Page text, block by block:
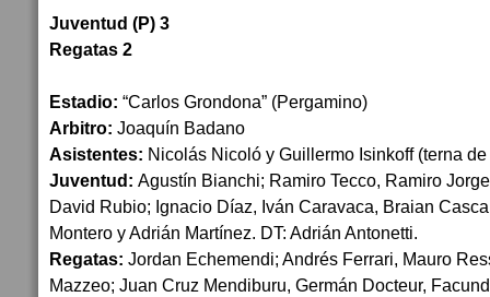
Juventud (P) 3
Regatas 2
Estadio: “Carlos Grondona” (Pergamino)
Arbitro: Joaquín Badano
Asistentes: Nicolás Nicoló y Guillermo Isinkoff (terna
Juventud: Agustín Bianchi; Ramiro Tecco, Ramiro
David Rubio; Ignacio Díaz, Iván Caravaca, Braian
Montero y Adrián Martínez. DT: Adrián Antonetti.
Regatas: Jordan Echemendi; Andrés Ferrari, Mauro
Mazzeo; Juan Cruz Mendiburu, Germán Docteur,